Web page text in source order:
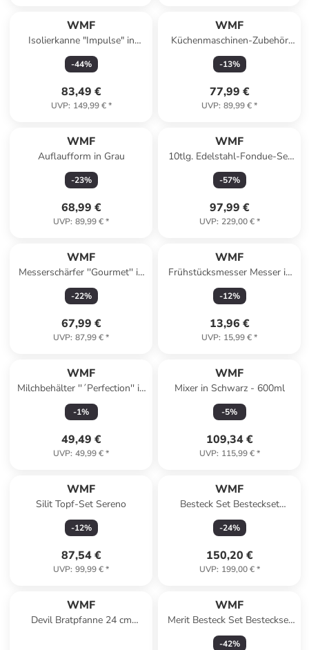
WMF
Isolierkanne "Impulse" in
Kupfer - 1 l
-44%
83,49 €
UVP: 149,99 €*
WMF
Küchenmaschinen-Zubehör
"Profi Plus - Tagliatelle-
Schneider"
-13%
77,99 €
UVP: 89,99 €*
WMF
Auflaufform in Grau
-23%
68,99 €
UVP: 89,99 €*
WMF
10tlg. Edelstahl-Fondue-Set
"Party Allegro"
-57%
97,99 €
UVP: 229,00 €*
WMF
Messerschärfer ''Gourmet'' in
Silber - (L)36 cm
-22%
67,99 €
UVP: 87,99 €*
WMF
Frühstücksmesser Messer in
Grün
-12%
13,96 €
UVP: 15,99 €*
WMF
Milchbehälter ''´Perfection'' in
Silber - 1 l
-1%
49,49 €
UVP: 49,99 €*
WMF
Mixer in Schwarz - 600ml
-5%
109,34 €
UVP: 115,99 €*
WMF
Silit Topf-Set Sereno
-12%
87,54 €
UVP: 99,99 €*
WMF
Besteck Set Besteckset
Boston in Silber
-24%
150,20 €
UVP: 199,00 €*
WMF
Devil Bratpfanne 24 cm
WMF
Merit Besteck Set Besteckset
12 Personen in Silber
-42%